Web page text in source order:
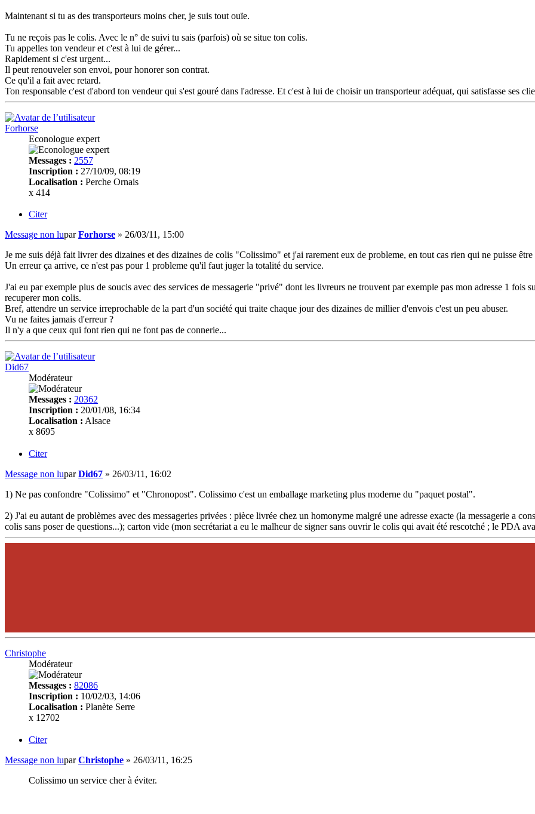
Maintenant si tu as des transporteurs moins cher, je suis tout ouïe.
Tu ne reçois pas le colis. Avec le n° de suivi tu sais (parfois) où se situe ton colis.
Tu appelles ton vendeur et c'est à lui de gérer...
Rapidement si c'est urgent...
Il peut renouveler son envoi, pour honorer son contrat.
Ce qu'il a fait avec retard.
Ton responsable c'est d'abord ton vendeur qui s'est gouré dans l'adresse. Et c'est à lui de choisir un transporteur adéquat, qui satisfasse ses
Forhorse
Econologue expert
Messages : 2557
Inscription : 27/10/09, 08:19
Localisation : Perche Ornais
x 414
Citer
Message non luparForhorse » 26/03/11, 15:00
Je me suis déjà fait livrer des dizaines et des dizaines de colis "Colissimo" et j'ai rarement eux de probleme, en tout cas rien qui ne puisse
Un erreur ça arrive, ce n'est pas pour 1 probleme qu'il faut juger la totalité du service.
J'ai eu par exemple plus de soucis avec des services de messagerie "privé" dont les livreurs ne trouvent par exemple pas mon adresse 1 fois
recuperer mon colis.
Bref, attendre un service irreprochable de la part d'un société qui traite chaque jour des dizaines de millier d'envois c'est un peu abuser.
Vu ne faites jamais d'erreur ?
Il n'y a que ceux qui font rien qui ne font pas de connerie...
Did67
Modérateur
Messages : 20362
Inscription : 20/01/08, 16:34
Localisation : Alsace
x 8695
Citer
Message non luparDid67 » 26/03/11, 16:02
1) Ne pas confondre "Colissimo" et "Chronopost". Colissimo c'est un emballage marketing plus moderne du "paquet postal".
2) J'ai eu autant de problèmes avec des messageries privées : pièce livrée chez un homonyme malgré une adresse exacte (la messagerie a
colis sans poser de questions...); carton vide (mon secrétariat a eu le malheur de signer sans ouvrir le colis qui avait été rescotché ; le PDA
Christophe
Modérateur
Messages : 82086
Inscription : 10/02/03, 14:06
Localisation : Planète Serre
x 12702
Citer
Message non luparChristophe » 26/03/11, 16:25
Colissimo un service cher à éviter.